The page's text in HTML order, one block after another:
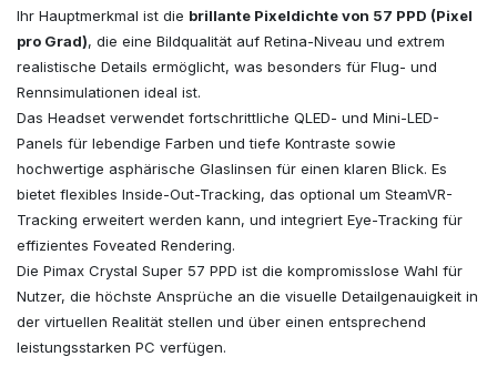
Ihr Hauptmerkmal ist die brillante Pixeldichte von 57 PPD (Pixel
pro Grad), die eine Bildqualität auf Retina-Niveau und extrem
realistische Details ermöglicht, was besonders für Flug- und
Rennsimulationen ideal ist.
Das Headset verwendet fortschrittliche QLED- und Mini-LED-
Panels für lebendige Farben und tiefe Kontraste sowie
hochwertige asphärische Glaslinsen für einen klaren Blick. Es
bietet flexibles Inside-Out-Tracking, das optional um SteamVR-
Tracking erweitert werden kann, und integriert Eye-Tracking für
effizientes Foveated Rendering.
Die Pimax Crystal Super 57 PPD ist die kompromisslose Wahl für
Nutzer, die höchste Ansprüche an die visuelle Detailgenauigkeit in
der virtuellen Realität stellen und über einen entsprechend
leistungsstarken PC verfügen.